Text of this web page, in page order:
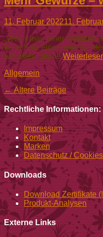
Gepostet
am
11. Februar 202211.
„Wenn man einer Mahlzeit
kann Salz eingespart
aktuellen Studie
Kategorien
Allgemein
←Ältere Beiträge
Rechtliche Informationen:
Impressum
Kontakt
Marken
Datenschutz / Cookies
Downloads
Download Zertifikate
Produkt-Analysen
Externe Links